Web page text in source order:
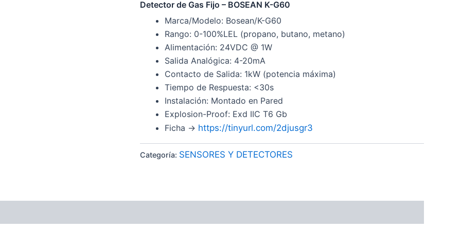
Detector de Gas Fijo – BOSEAN K-G60
Marca/Modelo: Bosean/K-G60
Rango: 0-100%LEL (propano, butano, metano)
Alimentación: 24VDC @ 1W
Salida Analógica: 4-20mA
Contacto de Salida: 1kW (potencia máxima)
Tiempo de Respuesta: <30s
Instalación: Montado en Pared
Explosion-Proof: Exd IIC T6 Gb
Ficha -> https://tinyurl.com/2djusgr3
Categoría: SENSORES Y DETECTORES